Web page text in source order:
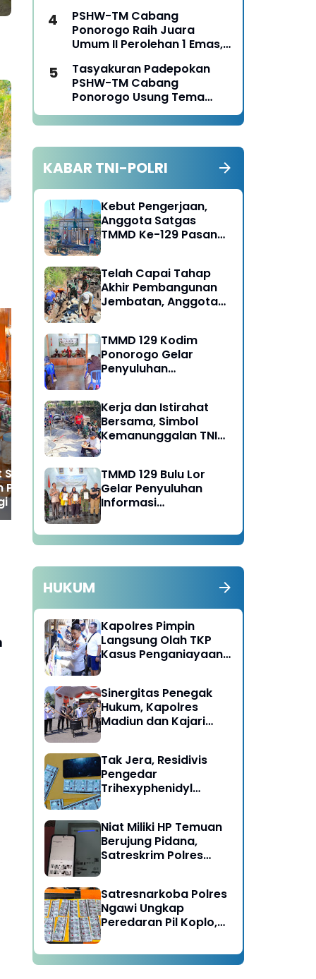
Silaturahmi,
Ponorogo
Pondok
Al-Iman
Bantu Petani Panen Padi,
Ponorogo Sukseskan
Perkuatan Hanpangan
Tangan Bantu Warga
Panen Jagung
PSHW-TM Cabang
Ponorogo Raih Juara
Umum II Perolehan 1 Emas,
pada Kejurkab IPSI
Ponorogo Tahun 2026
Tasyakuran Padepokan
PSHW-TM Cabang
Ponorogo Usung Tema
Bersatu dalam
Persaudaraan, Berkarya
Tanggungjawab
KABAR TNI-POLRI
Kebut Pengerjaan,
Anggota Satgas
TMMD Ke-129 Pasang
RTLH
Telah Capai Tahap
Akhir Pembangunan
Jembatan, Anggota
Jalan
TMMD 129 Kodim
Ponorogo Gelar
Penyuluhan
Kerja dan Istirahat
Bersama, Simbol
Kemanunggalan TNI
TMMD 129 Bulu Lor
Gelar Penyuluhan
Informasi
Fasilitas NIB SERGAPP
HUKUM
Kapolres Pimpin
Langsung Olah TKP
Kasus Penganiayaan
Ngawi
Sinergitas Penegak
Hukum, Kapolres
Madiun dan Kajari
Umum
Tak Jera, Residivis
Pengedar
Trihexyphenidyl
Ngawi
Niat Miliki HP Temuan
Berujung Pidana,
Satreskrim Polres
Satresnarkoba Polres
Ngawi Ungkap
Peredaran Pil Koplo,
Diamankan